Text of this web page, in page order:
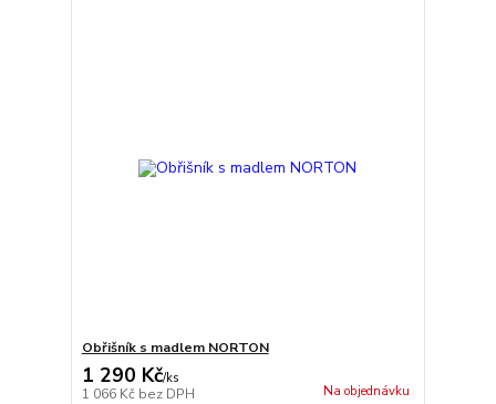
Obřišník s madlem NORTON
1 290 Kč/ks
1 066 Kč bez DPH Na objednávku